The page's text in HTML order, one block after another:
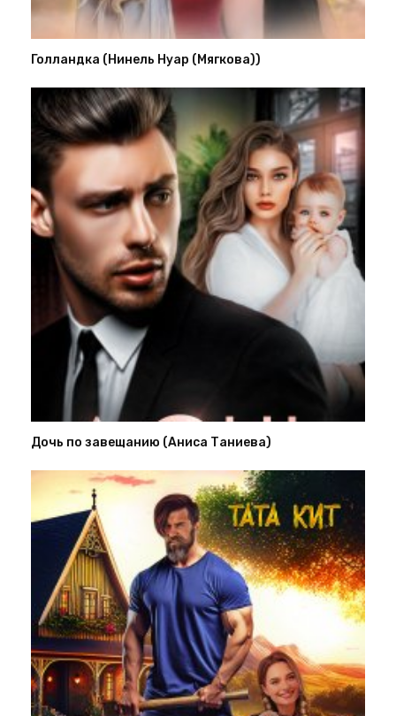
Голландка (Нинель Нуар (Мягкова))
Дочь по завещанию (Аниса Таниева)